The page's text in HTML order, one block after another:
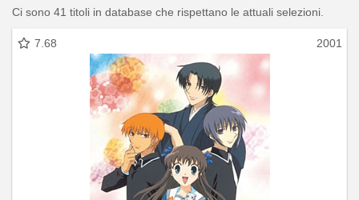
Ci sono 41 titoli in database che rispettano le attuali selezioni.
7.68 2001